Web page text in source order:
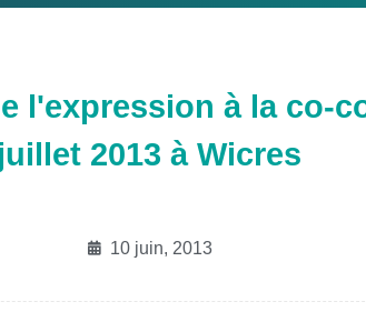
l'expression à la co-
juillet 2013 à Wicres
10 juin, 2013